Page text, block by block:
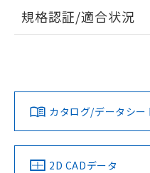
タイムチャート
A: 20mm以上、B: 15mm以上
ログ
ダウンロードデータをご利
みください。
ソフトウェアの使用条件
EU RoHS 注意事項・
対応済み
中国 RoHS 注意事項・
規格認証/適合状況
LR型式承認
（イギリス
船舶規格）
DNV型式
（ノルウ
カタログ/データシ
2D CADデータ